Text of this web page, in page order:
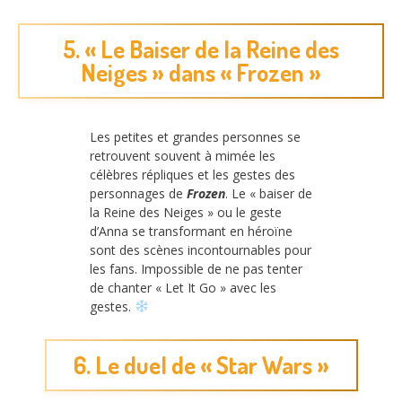
5. « Le Baiser de la Reine des
Neiges » dans « Frozen »
Les petites et grandes personnes se
retrouvent souvent à mimée les
célèbres répliques et les gestes des
personnages de Frozen. Le « baiser de
la Reine des Neiges » ou le geste
d’Anna se transformant en héroïne
sont des scènes incontournables pour
les fans. Impossible de ne pas tenter
de chanter « Let It Go » avec les
gestes.
6. Le duel de « Star Wars »